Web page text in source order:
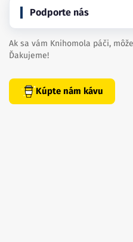
Podporte nás
Ak sa vám Knihomola páči,
Ďakujeme!
Kúpte nám kávu